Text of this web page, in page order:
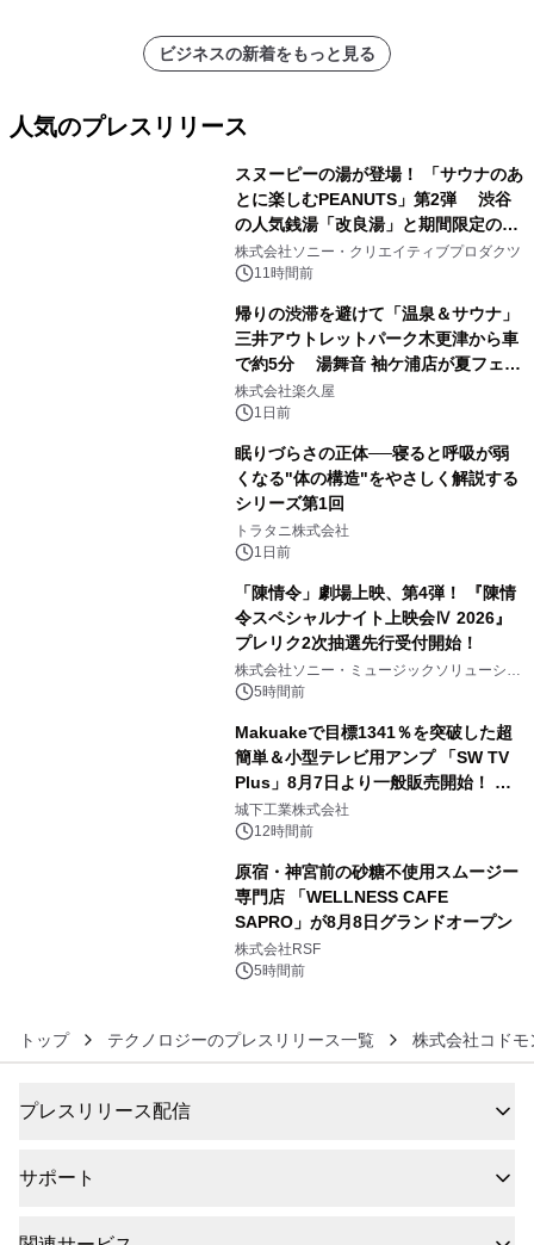
ビジネスの新着をもっと見る
人気のプレスリリース
スヌーピーの湯が登場！ 「サウナのあ
とに楽しむPEANUTS」第2弾 渋谷
の人気銭湯「改良湯」と期間限定のコ
ラボレーション サウナイキタイコラ
ボグッズも発売決定！
株式会社ソニー・クリエイティブプロダクツ
11時間前
帰りの渋滞を避けて「温泉＆サウナ」
三井アウトレットパーク木更津から車
で約5分 湯舞音 袖ケ浦店が夏フェア
メニューを提供
株式会社楽久屋
1日前
眠りづらさの正体──寝ると呼吸が弱
くなる"体の構造"をやさしく解説する
シリーズ第1回
トラタニ株式会社
1日前
「陳情令」劇場上映、第4弾！ 『陳情
令スペシャルナイト上映会Ⅳ 2026』
プレリク2次抽選先行受付開始！
株式会社ソニー・ミュージックソリューショ
ンズ5時間前
Makuakeで目標1341％を突破した超
簡単＆小型テレビ用アンプ 「SW TV
Plus」8月7日より一般販売開始！ ケ
ーブル1本つなぐだけ、テレビの音が
ぐっと豊かに
城下工業株式会社
12時間前
原宿・神宮前の砂糖不使用スムージー
専門店 「WELLNESS CAFE
SAPRO」が8月8日グランドオープン
株式会社RSF
5時間前
トップ テクノロジーのプレスリリース一覧 株式会社コドモ
プレスリリース配信
サポート